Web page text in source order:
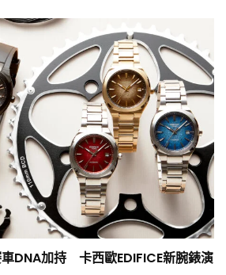
DNA加持 卡西歐EDIFICE新腕錶演